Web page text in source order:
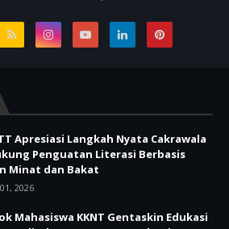
Apresiasi Langkah Nyata Cakrawala
Penguatan Literasi Berbasis
Minat dan Bakat
2026
Mahasiswa KKNT Gentaskin Edukasi